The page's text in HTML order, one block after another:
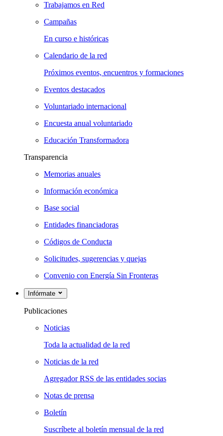
Trabajamos en Red
Campañas
En curso e históricas
Calendario de la red
Próximos eventos, encuentros y formaciones
Eventos destacados
Voluntariado internacional
Encuesta anual voluntariado
Educación Transformadora
Transparencia
Memorias anuales
Información económica
Base social
Entidades financiadoras
Códigos de Conducta
Solicitudes, sugerencias y quejas
Convenio con Energía Sin Fronteras
Infórmate
Publicaciones
Noticias
Toda la actualidad de la red
Noticias de la red
Agregador RSS de las entidades socias
Notas de prensa
Boletín
Suscríbete al boletín mensual de la red